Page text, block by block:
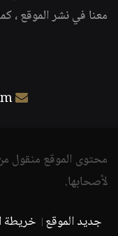
معنا في نشر الموقع ،
محتوى الموقع منقول
لأصحابها.
جديد الموقع خريطة